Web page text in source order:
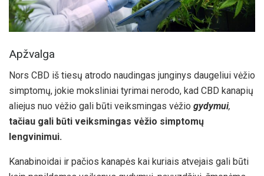
Apžvalga
Nors CBD iš tiesų atrodo naudingas junginys daugeliui vėžio
simptomų, jokie moksliniai tyrimai nerodo, kad CBD kanapių
aliejus nuo vėžio gali būti veiksmingas vėžio gydymui,
tačiau gali būti veiksmingas vėžio simptomų
lengvinimui.
Kanabinoidai ir pačios kanapės kai kuriais atvejais gali būti